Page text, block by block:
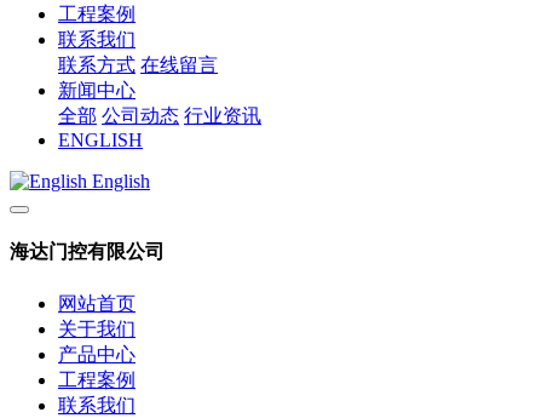
工程案例
联系我们
联系方式 在线留言
新闻中心
全部 公司动态 行业资讯
ENGLISH
English
海达门控有限公司
网站首页
关于我们
产品中心
工程案例
联系我们